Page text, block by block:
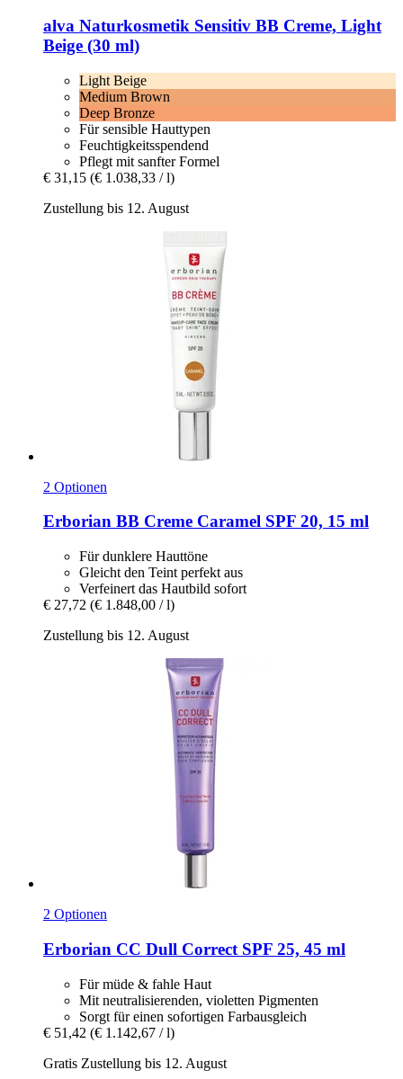
alva Naturkosmetik Sensitiv BB Creme, Light
Beige (30 ml)
Light Beige
Medium Brown
Deep Bronze
Für sensible Hauttypen
Feuchtigkeitsspendend
Pflegt mit sanfter Formel
€ 31,15 (€ 1.038,33 / l)
Zustellung bis 12. August
2 Optionen
Erborian BB Creme Caramel SPF 20, 15 ml
Für dunklere Hauttöne
Gleicht den Teint perfekt aus
Verfeinert das Hautbild sofort
€ 27,72 (€ 1.848,00 / l)
Zustellung bis 12. August
2 Optionen
Erborian CC Dull Correct SPF 25, 45 ml
Für müde & fahle Haut
Mit neutralisierenden, violetten Pigmenten
Sorgt für einen sofortigen Farbausgleich
€ 51,42 (€ 1.142,67 / l)
Gratis Zustellung bis 12. August